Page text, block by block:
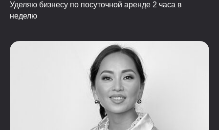
Уделяю бизнесу по посуточной аренде 2 часа в
неделю